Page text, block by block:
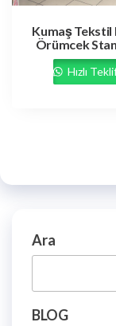
Kumaş Tekstil
Örümcek
Hızlı
Ara
BLOG